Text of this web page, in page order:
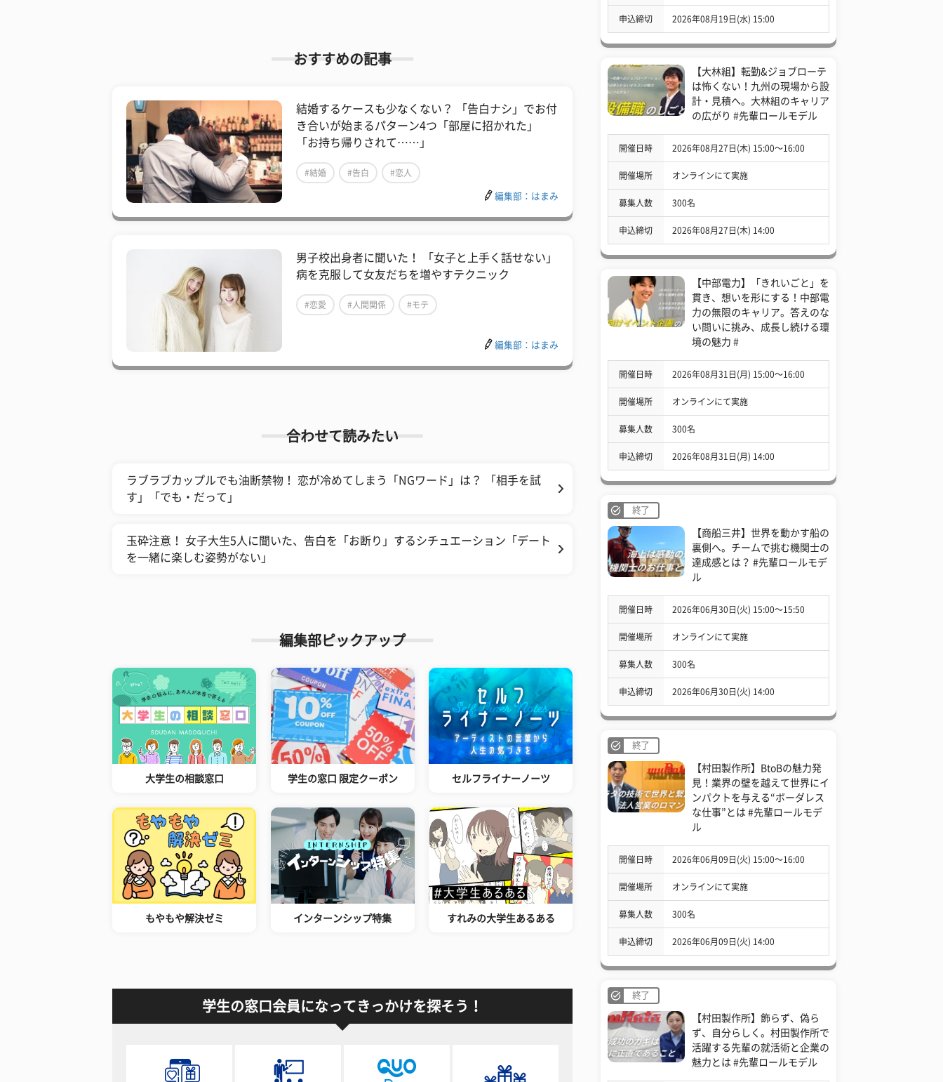
おすすめの記事
結婚するケースも少なくない？ 「告白ナシ」でお付
き合いが始まるパターン4つ「部屋に招かれた」
「お持ち帰りされて……」
#結婚 #告白 #恋人
編集部：はまみ
男子校出身者に聞いた！ 「女子と上手く話せない」
病を克服して女友だちを増やすテクニック
#恋愛 #人間関係 #モテ
編集部：はまみ
合わせて読みたい
ラブラブカップルでも油断禁物！ 恋が冷めてしまう「NGワード」は？ 「相手を試
す」「でも・だって」
玉砕注意！ 女子大生5人に聞いた、告白を「お断り」するシチュエーション「デート
を一緒に楽しむ姿勢がない」
編集部ピックアップ
大学生の相談窓口 学生の窓口 限定クーポン セルフライナーノーツ
もやもや解決ゼミ インターンシップ特集 すれみの大学生あるある
学生の窓口会員になってきっかけを探そう！
申込締切 2026年08月19日(水) 15:00
【大林組】転勤&ジョブローテ
は怖くない！九州の現場から設
計・見積へ。大林組のキャリア
の広がり #先輩ロールモデル
開催日時 2026年08月27日(木) 15:00〜16:00
開催場所 オンラインにて実施
募集人数 300名
申込締切 2026年08月27日(木) 14:00
【中部電力】「きれいごと」を
貫き、想いを形にする！中部電
力の無限のキャリア。答えのな
い問いに挑み、成長し続ける環
境の魅力 #
開催日時 2026年08月31日(月) 15:00〜16:00
開催場所 オンラインにて実施
募集人数 300名
申込締切 2026年08月31日(月) 14:00
終了
【商船三井】世界を動かす船の
裏側へ。チームで挑む機関士の
達成感とは？ #先輩ロールモデ
ル
開催日時 2026年06月30日(火) 15:00〜15:50
開催場所 オンラインにて実施
募集人数 300名
申込締切 2026年06月30日(火) 14:00
終了
【村田製作所】BtoBの魅力発
見！業界の壁を越えて世界にイ
ンパクトを与える“ボーダレス
な仕事”とは #先輩ロールモデ
ル
開催日時 2026年06月09日(火) 15:00〜16:00
開催場所 オンラインにて実施
募集人数 300名
申込締切 2026年06月09日(火) 14:00
終了
【村田製作所】飾らず、偽ら
ず、自分らしく。村田製作所で
活躍する先輩の就活術と企業の
魅力とは #先輩ロールモデル